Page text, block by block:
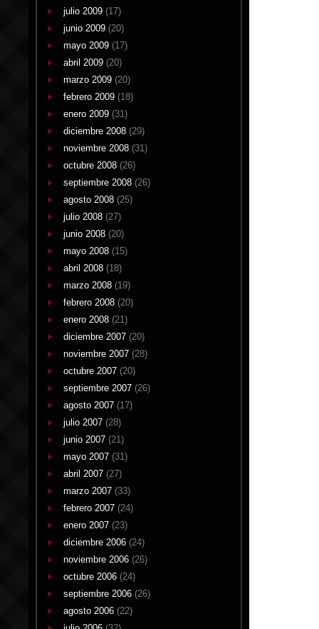
julio 2009 (17)
junio 2009 (20)
mayo 2009 (17)
abril 2009 (20)
marzo 2009 (20)
febrero 2009 (18)
enero 2009 (31)
diciembre 2008 (29)
noviembre 2008 (31)
octubre 2008 (26)
septiembre 2008 (26)
agosto 2008 (25)
julio 2008 (27)
junio 2008 (20)
mayo 2008 (15)
abril 2008 (18)
marzo 2008 (19)
febrero 2008 (20)
enero 2008 (21)
diciembre 2007 (20)
noviembre 2007 (28)
octubre 2007 (20)
septiembre 2007 (26)
agosto 2007 (17)
julio 2007 (28)
junio 2007 (21)
mayo 2007 (31)
abril 2007 (27)
marzo 2007 (33)
febrero 2007 (24)
enero 2007 (23)
diciembre 2006 (24)
noviembre 2006 (26)
octubre 2006 (24)
septiembre 2006 (26)
agosto 2006 (22)